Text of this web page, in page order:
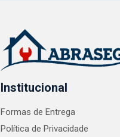
Institucional
Formas de Entrega
Política de Privacidade